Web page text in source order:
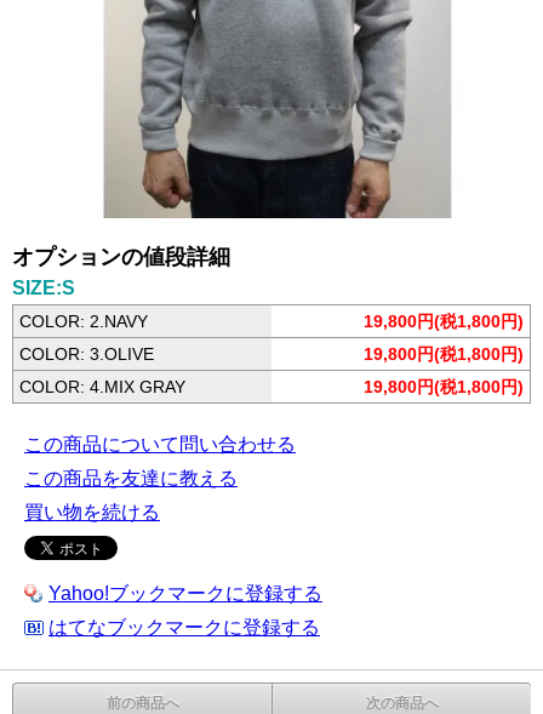
オプションの値段詳細
SIZE:S
COLOR: 2.NAVY
19,800円(税1,800円)
COLOR: 3.OLIVE
19,800円(税1,800円)
COLOR: 4.MIX GRAY
19,800円(税1,800円)
この商品について問い合わせる
この商品を友達に教える
買い物を続ける
Yahoo!ブックマークに登録する
はてなブックマークに登録する
前の商品へ 次の商品へ